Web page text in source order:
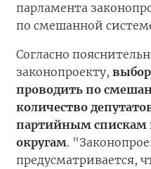
парламента
по смешанной
Согласно
законопроекту,
проводить по
количество
партийным
округам.
предусматривается,